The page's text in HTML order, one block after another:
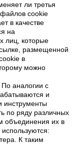
ли третья
cookie
в качестве
на
лиц, которые
размещенной
в
можно
. По аналогии с
и
инструменты
по ряду различных
объединения их в
К таким